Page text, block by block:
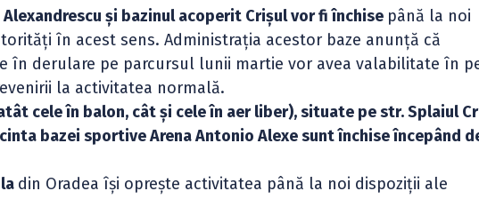
și bazinul acoperit Crișul vor fi închise până la noi
în acest sens. Administrația acestor baze anunță că
în derulare pe parcursul lunii martie vor avea valabilitate în
la activitatea normală.
cele în balon, cât și cele în aer liber), situate pe str. Splaiul
bazei sportive Arena Antonio Alexe sunt închise începând
din Oradea își oprește activitatea până la noi dispoziții ale